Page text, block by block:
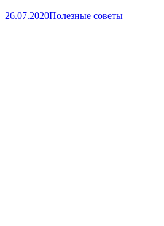
26.07.2020Полезные советы